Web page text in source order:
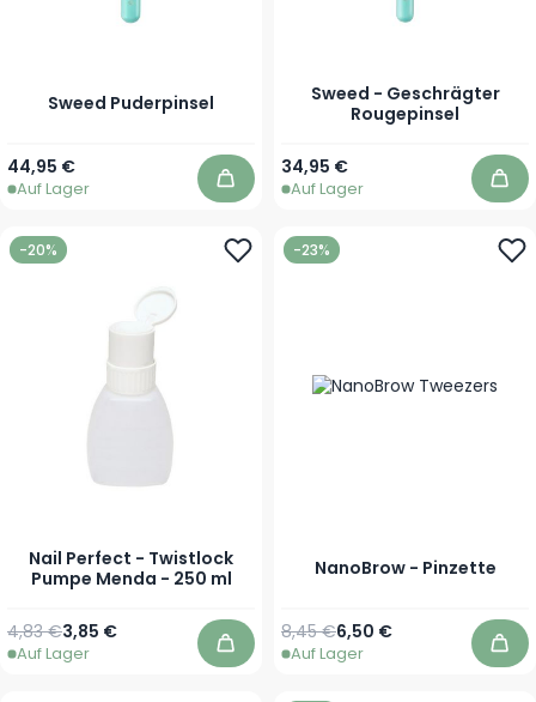
Sweed Puderpinsel
44,95 €
Auf Lager In den Warenkorb
Sweed - Geschrägter
Rougepinsel
34,95 €
Auf Lager In
-20%
Nail Perfect - Twistlock
Pumpe Menda - 250 ml
Sonderpreis
3,85 €
Regulärer Preis
4,83 €
Auf Lager In den Warenkorb
-23%
NanoBrow - Pinzette
Sonderpreis
6,50 €
Regulärer Preis
8,45 €
Auf Lager In